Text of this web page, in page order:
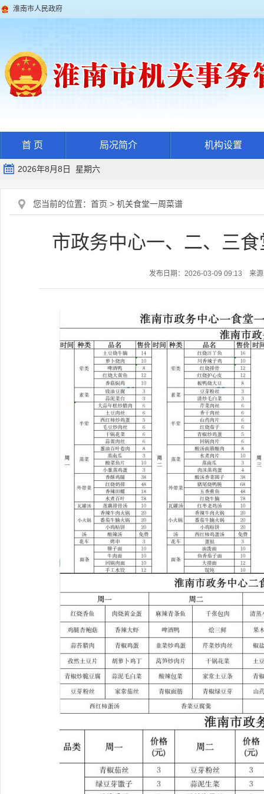
淮南市人民政府
首 页 局况简介 机构设置
2026年8月8日 星期六
您当前的位置： 首页 > 机关食堂一周菜谱
市政务中心一、二、三食
发布日期：2026-03-09 09:13 来